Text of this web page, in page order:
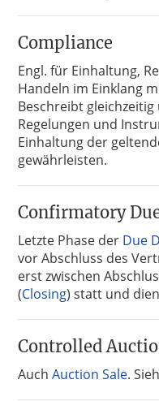
Compliance
Engl. für Einhaltung,
Handeln im Einklang
Beschreibt
Regelungen und
Einhaltung der
gewährleisten.
Confirmatory
Letzte Phase der Due
vor Abschluss des
erst zwischen
(Closing) statt und
Controlled
AuchAuction Sale.